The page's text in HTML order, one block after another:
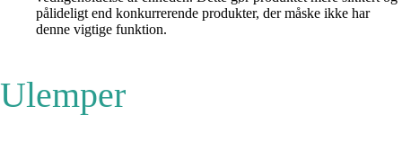
pålideligt end konkurrerende produkter, der måske ikke har
denne vigtige funktion.
Ulemper